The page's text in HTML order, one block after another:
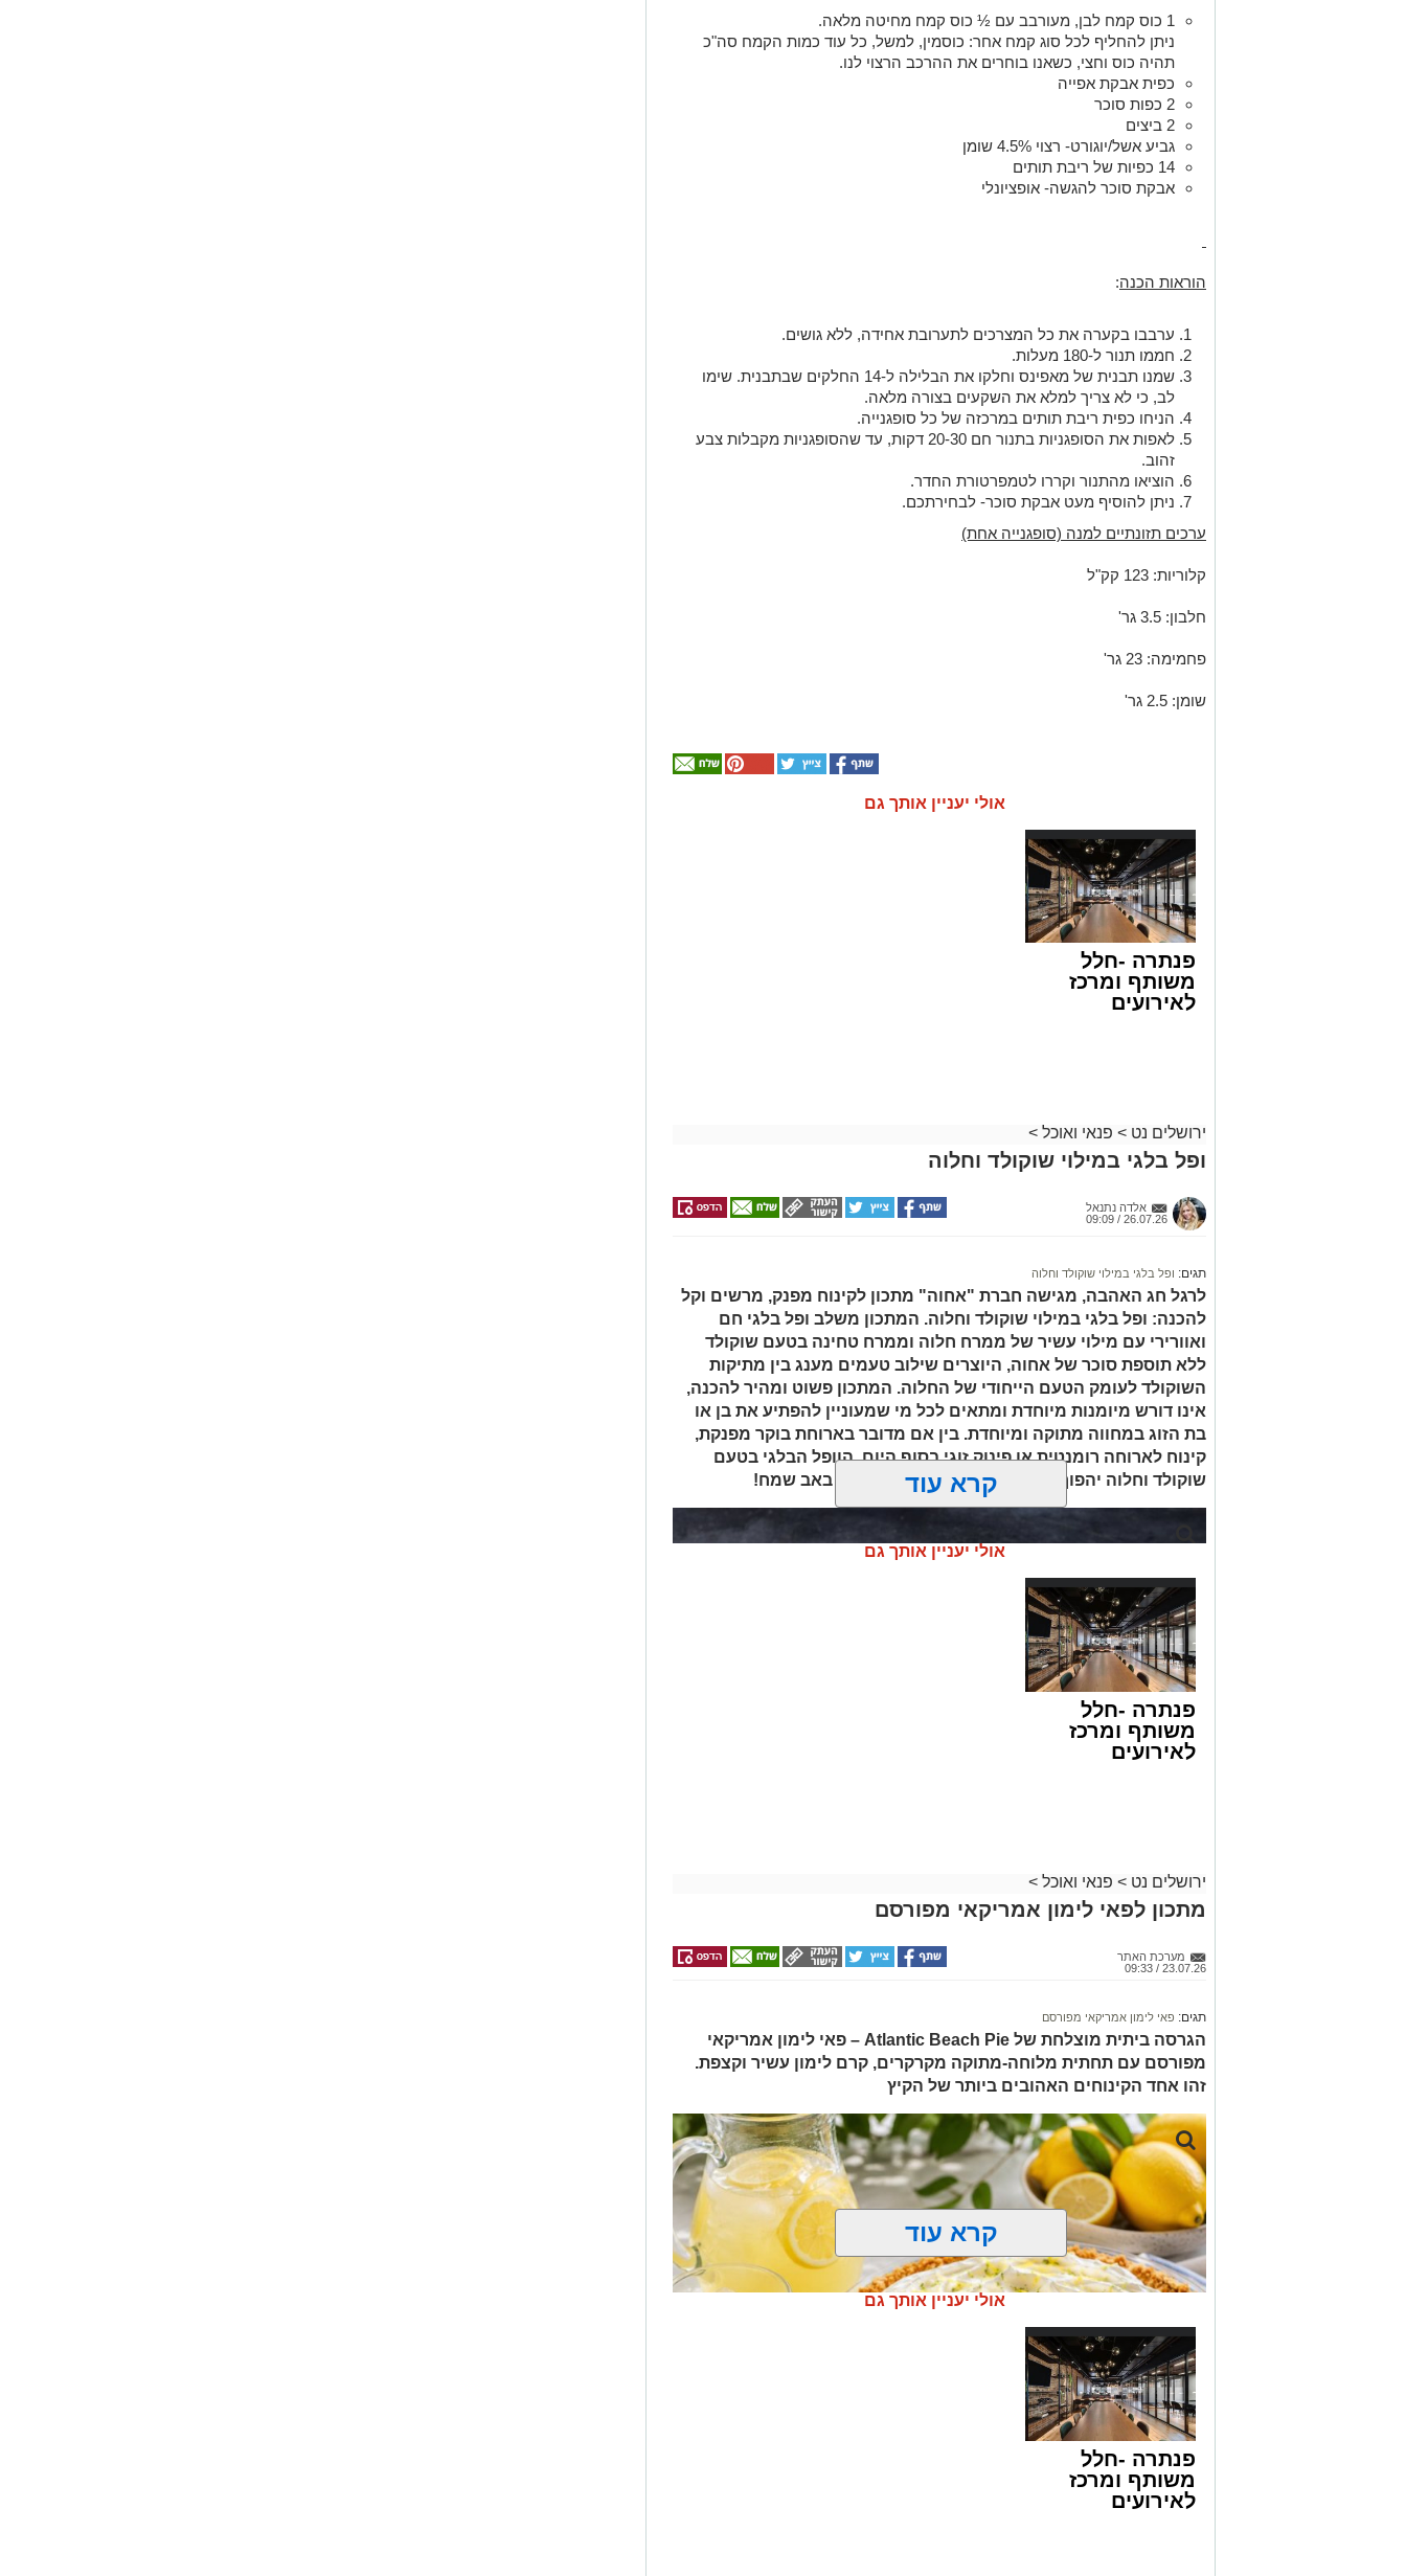
1 כוס קמח לבן, מעורבב עם ½ כוס קמח מחיטה מלאה.
ניתן להחליף לכל סוג קמח אחר: כוסמין, למשל, כל עוד כמות הקמח סה"כ
תהיה כוס וחצי, כשאנו בוחרים את ההרכב הרצוי לנו.
כפית אבקת אפייה
2 כפות סוכר
2 ביצים
גביע אשל/יוגורט- רצוי 4.5% שומן
14 כפיות של ריבת תותים
אבקת סוכר להגשה- אופציונלי
הוראות הכנה:
ערבבו בקערה את כל המצרכים לתערובת אחידה, ללא גושים.
חממו תנור ל-180 מעלות.
שמנו תבנית של מאפינס וחלקו את הבלילה ל-14 החלקים שבתבנית. שימו
לב, כי לא צריך למלא את השקעים בצורה מלאה.
הניחו כפית ריבת תותים במרכזה של כל סופגנייה.
לאפות את הסופגניות בתנור חם 20-30 דקות, עד שהסופגניות מקבלות צבע
זהוב.
הוציאו מהתנור וקררו לטמפרטורת החדר.
ניתן להוסיף מעט אבקת סוכר- לבחירתכם.
ערכים תזונתיים למנה (סופגנייה אחת)
קלוריות: 123 קק"ל
חלבון: 3.5 גר'
פחמימה: 23 גר'
שומן: 2.5 גר'
אולי יעניין אותך גם
פנתרה -חלל
משותף ומרכז
לאירועים
ירושלים נט > פנאי ואוכל >
ופל בלגי במילוי שוקולד וחלוה
אלדה נתנאל
26.07.26 / 09:09
תגים: ופל בלגי במילוי שוקולד וחלוה
לרגל חג האהבה, מגישה חברת "אחוה" מתכון לקינוח מפנק, מרשים וקל
להכנה: ופל בלגי במילוי שוקולד וחלוה. המתכון משלב ופל בלגי חם
ואוורירי עם מילוי עשיר של ממרח חלוה וממרח טחינה בטעם שוקולד
ללא תוספת סוכר של אחוה, היוצרים שילוב טעמים מענג בין מתיקות
השוקולד לעומק הטעם הייחודי של החלוה. המתכון פשוט ומהיר להכנה,
אינו דורש מיומנות מיוחדת ומתאים לכל מי שמעוניין להפתיע את בן או
בת הזוג במחווה מתוקה ומיוחדת. בין אם מדובר בארוחת בוקר מפנקת,
קינוח לארוחה רומנטית או פינוק זוגי בסוף היום, הוופל הבלגי בטעם
שוקולד וחלוה יהפוך כל רגע לחגיגה של אהבה. ט"ו באב שמח!
ופל בלגי במילוי שוקולד וחלוה צילום הדס ניצן
מצרכים (לכ-4 ופלים גדולים
2 ביצים
1 כף סוכר
1 כפית תמצית וניל
1/4 כוס שמן (או חמאה מומסת)
1 כוס חלב
קורט מלח
למילוי:
1/2 כוס ממרח חלוה של "אחוה"
1/2 כוס ממרח טחינה בטעם שוקולד ללא תוספת סוכר של "אחוה
אופן ההכנה :
מכינים את הבלילה: בקערה טורפים את הביצים, הסוכר ותמצית הווניל.
קרא עוד
אולי יעניין אותך גם
פנתרה -חלל
משותף ומרכז
לאירועים
ירושלים נט > פנאי ואוכל >
מתכון לפאי לימון אמריקאי מפורסם
מערכת האתר
23.07.26 / 09:33
תגים: פאי לימון אמריקאי מפורסם
הגרסה ביתית מוצלחת של Atlantic Beach Pie – פאי לימון אמריקאי
מפורסם עם תחתית מלוחה-מתוקה מקרקרים, קרם לימון עשיר וקצפת.
זהו אחד הקינוחים האהובים ביותר של הקיץ
קרא עוד
אולי יעניין אותך גם
פנתרה -חלל
משותף ומרכז
לאירועים